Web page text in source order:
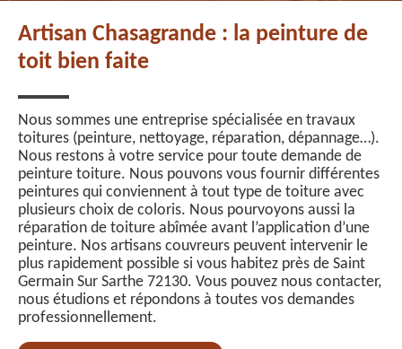
Artisan Chasagrande : la peinture de
toit bien faite
Nous sommes une entreprise spécialisée en travaux
toitures (peinture, nettoyage, réparation, dépannage…).
Nous restons à votre service pour toute demande de
peinture toiture. Nous pouvons vous fournir différentes
peintures qui conviennent à tout type de toiture avec
plusieurs choix de coloris. Nous pourvoyons aussi la
réparation de toiture abîmée avant l’application d’une
peinture. Nos artisans couvreurs peuvent intervenir le
plus rapidement possible si vous habitez près de Saint
Germain Sur Sarthe 72130. Vous pouvez nous contacter,
nous étudions et répondons à toutes vos demandes
professionnellement.